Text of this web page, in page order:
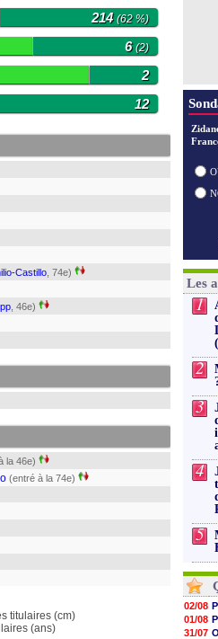
214 (62 %)
6(2)
2
12
Castillo , 74e)
, 46e)
la 46e)
(entré à la 74e)
titulaires (cm)
(ans)
Les
1
2
3
4
5
02/08
01/08
31/07